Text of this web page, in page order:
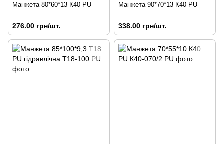
Манжета 80*60*13 К40 PU
276.00 грн/шт.
Манжета 90*70*13 К40 PU
338.00 грн/шт.